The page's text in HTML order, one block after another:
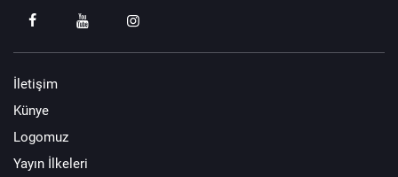
İletişim
Künye
Logomuz
Yayın İlkeleri